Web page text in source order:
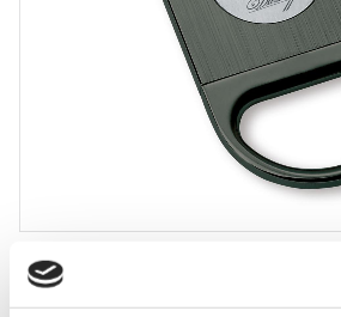
Davidoff Double Cutter
Anthracite